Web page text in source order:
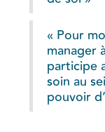
« Pour
manager
participe
soin au
pouvoir